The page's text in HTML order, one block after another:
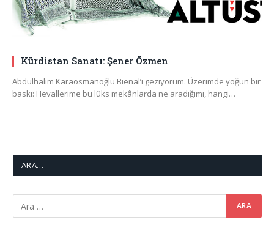
Kürdistan Sanatı: Şener Özmen
Abdulhalim Karaosmanoğlu Bienal’i geziyorum. Üzerimde yoğun bir
baskı: Hevallerime bu lüks mekânlarda ne aradığımı, hangi…
ARA…